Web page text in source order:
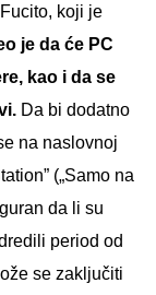
koji je
je da će PC
kao i da se
Da bi dodatno
na naslovnoj
(„Samo na
da li su
period od
se zaključiti